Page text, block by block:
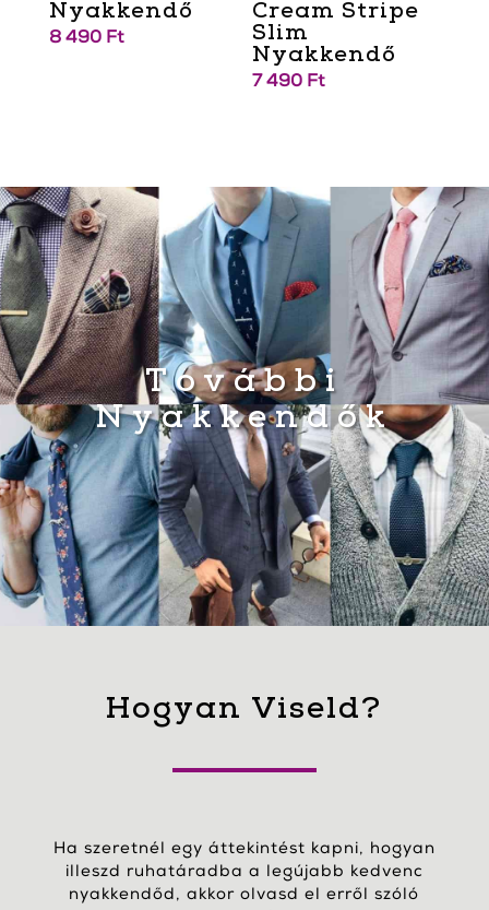
Nyakkendő
8 490 Ft
Cream Stripe
Slim
Nyakkendő
7 490 Ft
További
Nyakkendők
Hogyan Viseld?
Ha szeretnél egy áttekintést kapni, hogyan
illeszd ruhatáradba a legújabb kedvenc
nyakkendőd, akkor olvasd el erről szóló